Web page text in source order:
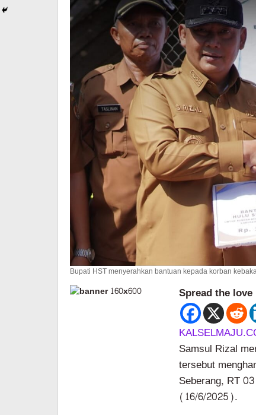
Bupati HST menyerahkan bantuan kepada korban
Spread the love
Samsul Rizal
tersebut
Seberang, RT
(16/6/2025).